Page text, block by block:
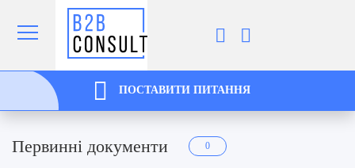
ПОСТАВИТИ ПИТАННЯ
Первинні документи 0